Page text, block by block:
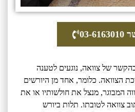
של צוואה, נוגעים לטענה
הצוואה. כלומר, אחד מן היורשים
המבוגר, מנצל את חולשותיו או את
צוואה לטובתו. תלות ביורש